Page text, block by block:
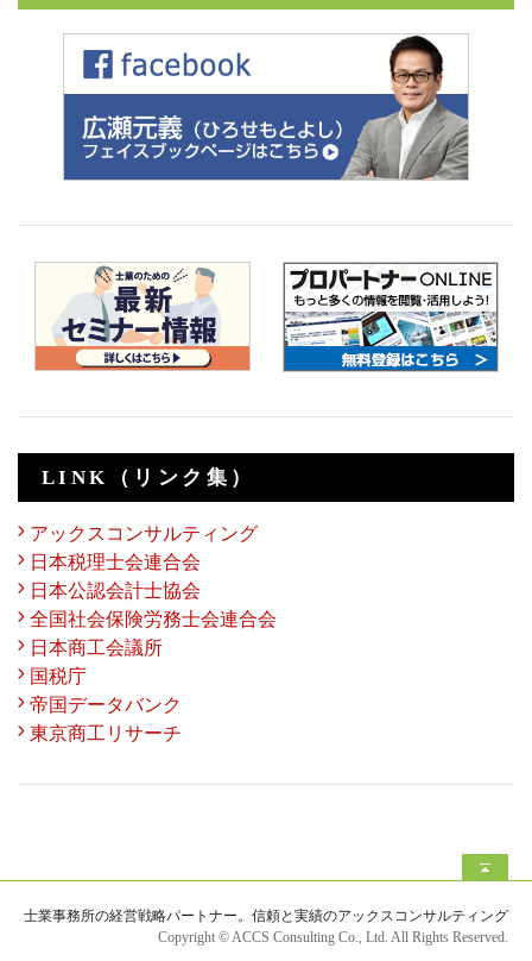
LINK（リンク集）
アックスコンサルティング
日本税理士会連合会
日本公認会計士協会
全国社会保険労務士会連合会
日本商工会議所
国税庁
帝国データバンク
東京商工リサーチ
士業事務所の経営戦略パートナー。信頼と実績のアックスコンサルティング
Copyright © ACCS Consulting Co., Ltd. All Rights Reserved.